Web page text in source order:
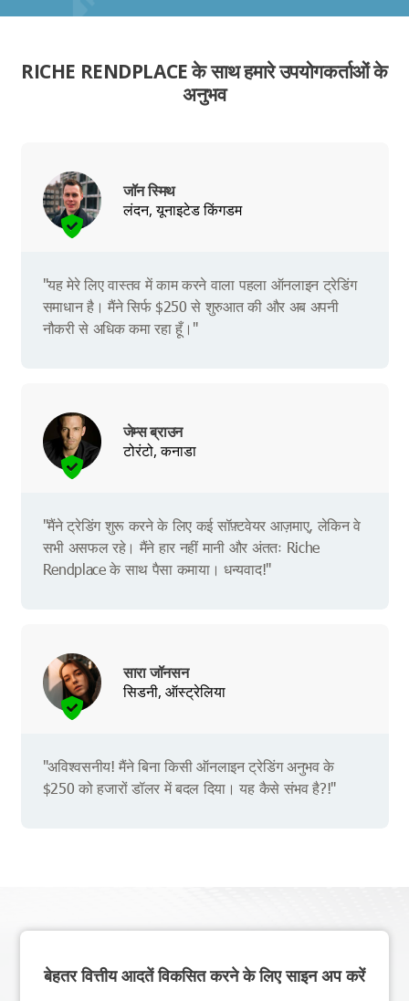
RICHE RENDPLACE के साथ हमारे उपयोगकर्ताओं के
अनुभव
जॉन स्मिथ
लंदन, यूनाइटेड किंगडम
"यह मेरे लिए वास्तव में काम करने वाला पहला ऑनलाइन ट्रेडिंग
समाधान है। मैंने सिर्फ $250 से शुरुआत की और अब अपनी
नौकरी से अधिक कमा रहा हूँ।"
जेम्स ब्राउन
टोरंटो, कनाडा
"मैंने ट्रेडिंग शुरू करने के लिए कई सॉफ़्टवेयर आज़माए, लेकिन वे
सभी असफल रहे। मैंने हार नहीं मानी और अंततः Riche
Rendplace के साथ पैसा कमाया। धन्यवाद!"
सारा जॉनसन
सिडनी, ऑस्ट्रेलिया
"अविश्वसनीय! मैंने बिना किसी ऑनलाइन ट्रेडिंग अनुभव के
$250 को हजारों डॉलर में बदल दिया। यह कैसे संभव है?!"
बेहतर वित्तीय आदतें विकसित करने के लिए साइन अप करें